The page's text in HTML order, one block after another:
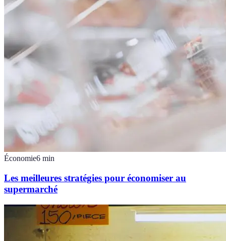
Économie6 min
Les meilleures stratégies pour économiser au
supermarché